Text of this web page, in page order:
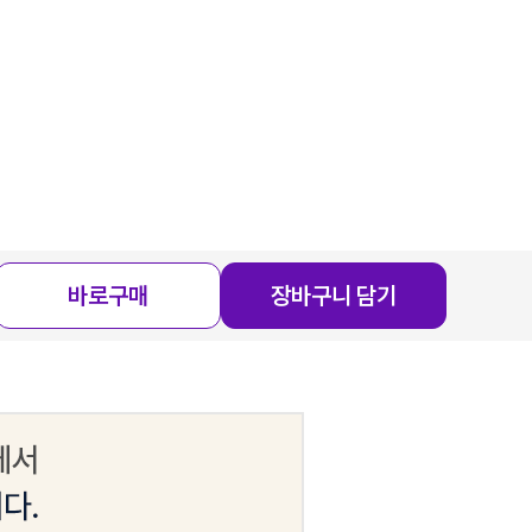
바로구매 장바구니 담기